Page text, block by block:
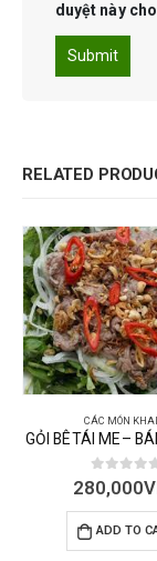
duyệt này
RELATED
CÁC MÓN
GỎI BÊ TÁI ME –
0out of 5
280,000
ADD TO